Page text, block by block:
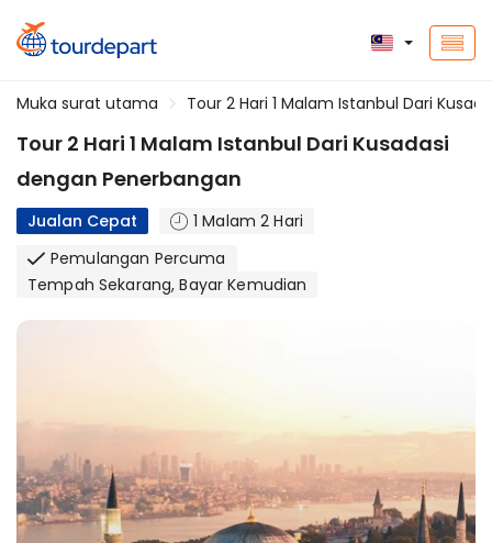
Muka surat utama Tour 2 Hari 1 Malam Istanbul Dari
Tour 2 Hari 1 Malam Istanbul Dari Kusadasi
dengan Penerbangan
Jualan Cepat
1 Malam 2 Hari
Pemulangan Percuma
Tempah Sekarang, Bayar Kemudian